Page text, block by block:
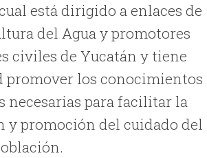
está dirigido a enlaces de
del Agua y promotores
civiles de Yucatán y tiene
promover los conocimientos
necesarias para facilitar la
y promoción del cuidado del